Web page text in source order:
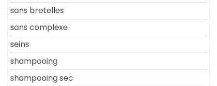
sans bretelles
sans complexe
seins
shampooing
shampooing sec